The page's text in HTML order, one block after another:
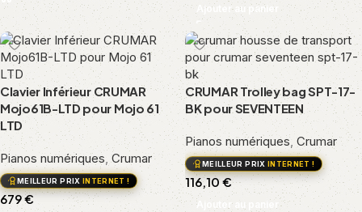
Ajouter au panier
Clavier Inférieur CRUMAR
Mojo61B-LTD pour Mojo 61
LTD
Pianos numériques,Crumar
MEILLEUR PRIX INTERNET !
679€
CRUMAR Trolley bag SPT-17-
BK pour SEVENTEEN
Pianos numériques, Crumar
MEILLEUR PRIX INTERNET !
116,10€
Ajouter au panier